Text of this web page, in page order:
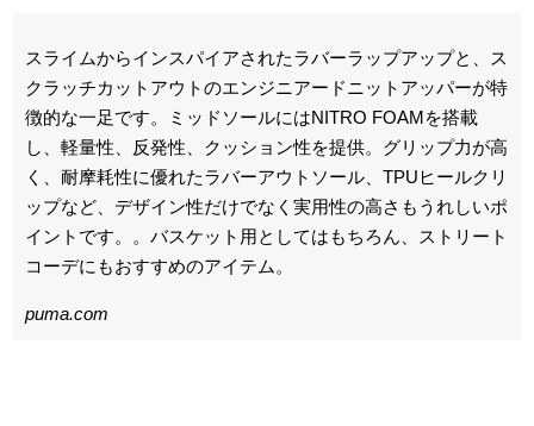
スライムからインスパイアされたラバーラップアップと、ス
クラッチカットアウトのエンジニアードニットアッパーが特
徴的な一足です。ミッドソールにはNITRO FOAMを搭載
し、軽量性、反発性、クッション性を提供。グリップ力が高
く、耐摩耗性に優れたラバーアウトソール、TPUヒールクリ
ップなど、デザイン性だけでなく実用性の高さもうれしいポ
イントです。。バスケット用としてはもちろん、ストリート
コーデにもおすすめのアイテム。
puma.com